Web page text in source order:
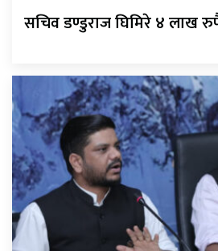
सचिव डण्डुराज घिमिरे ४ लाख